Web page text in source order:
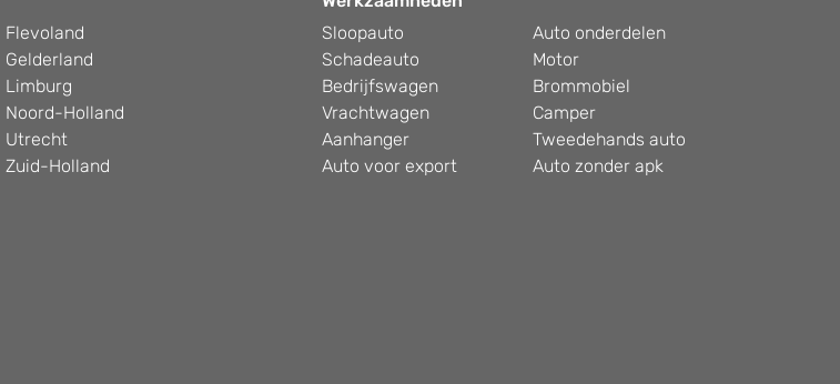
Flevoland
Gelderland
Limburg
Noord-Holland
Utrecht
Zuid-Holland
Sloopauto
Auto onderdelen
Schadeauto
Motor
Bedrijfswagen
Brommobiel
Vrachtwagen
Camper
Aanhanger
Tweedehands auto
Auto voor export
Auto zonder apk